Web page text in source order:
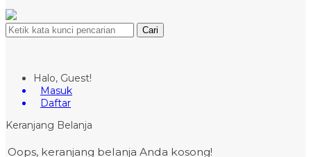
Cari
Halo, Guest!
Masuk
Daftar
Keranjang Belanja
Oops, keranjang belanja Anda kosong!